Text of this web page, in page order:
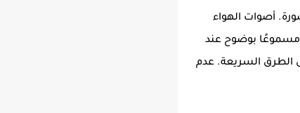
المقصورة. أصوات الهواء
مسموعًا بوضوح عند
الطرق السريعة. عدم